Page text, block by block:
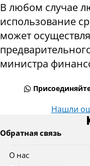
В любом случае
использование
может
министра
Нашли
Обратная связь
О нас